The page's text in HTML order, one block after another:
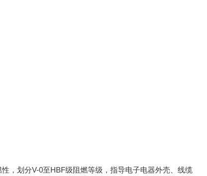
，划分V-0至HBF级阻燃等级，指导电子电器外壳、线缆